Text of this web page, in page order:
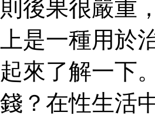
則後果很嚴重
上是一種用於
起來了解一下
錢？在性生活